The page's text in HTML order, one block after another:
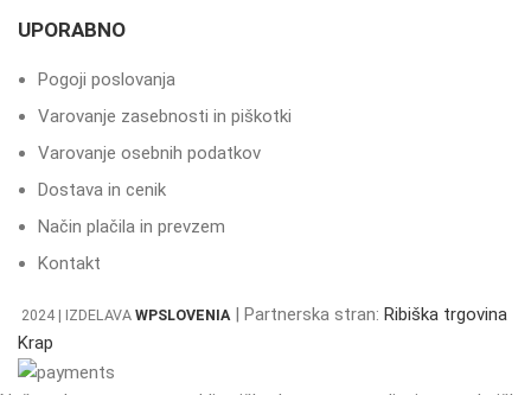
UPORABNO
Pogoji poslovanja
Varovanje zasebnosti in piškotki
Varovanje osebnih podatkov
Dostava in cenik
Način plačila in prevzem
Kontakt
2024 | IZDELAVA WPSLOVENIA| Partnerska stran: Ribiška trgovina
Krap